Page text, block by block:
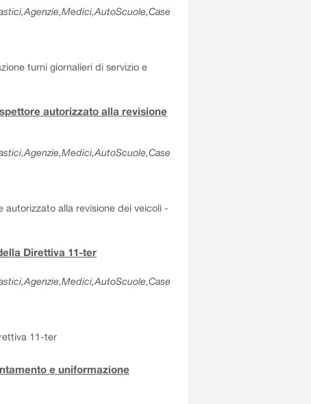
turni giornalieri di servizio e
autorizzato alla revisione
alla revisione dei veicoli -
Direttiva 11-ter
11-ter
e uniformazione